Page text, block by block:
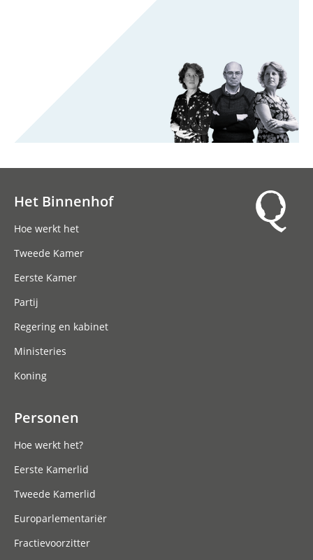
Het Binnenhof
Hoe werkt het
Tweede Kamer
Eerste Kamer
Partij
Regering en kabinet
Ministeries
Koning
Personen
Hoe werkt het?
Eerste Kamerlid
Tweede Kamerlid
Europarlementariër
Fractievoorzitter